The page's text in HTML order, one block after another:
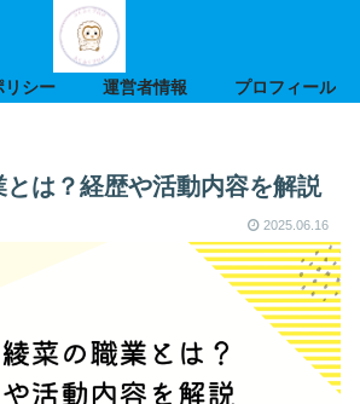
リシー 運営者情報 プロフィール
は？経歴や活動内容を解説
2025.06.16